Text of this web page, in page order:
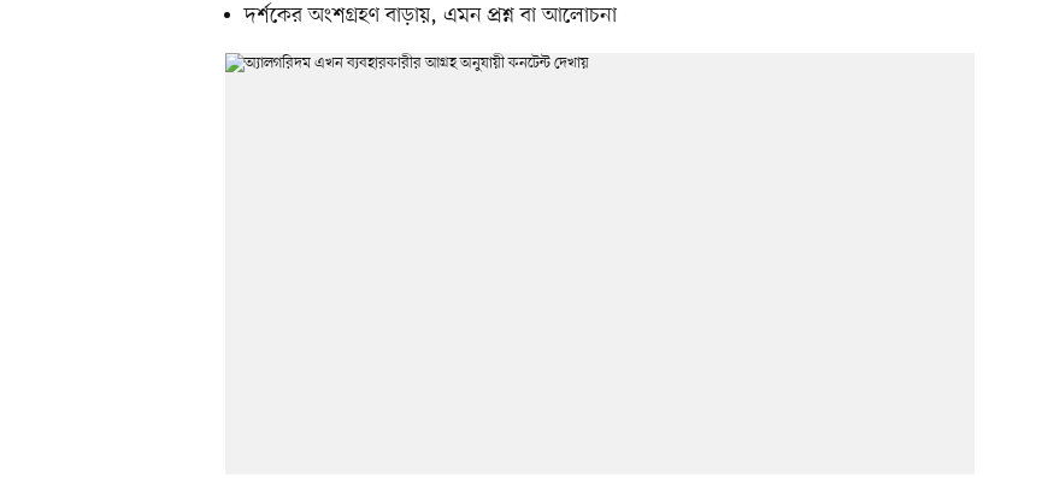
দর্শকের অংশগ্রহণ বাড়ায়, এমন প্রশ্ন বা আলোচনা